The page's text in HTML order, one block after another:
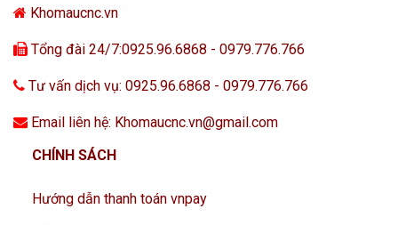
Khomaucnc.vn
Tổng đài 24/7:0925.96.6868 - 0979.776.766
Tư vấn dịch vụ: 0925.96.6868 - 0979.776.766
Email liên hệ: Khomaucnc.vn@gmail.com
CHÍNH SÁCH
Hướng dẫn thanh toán vnpay